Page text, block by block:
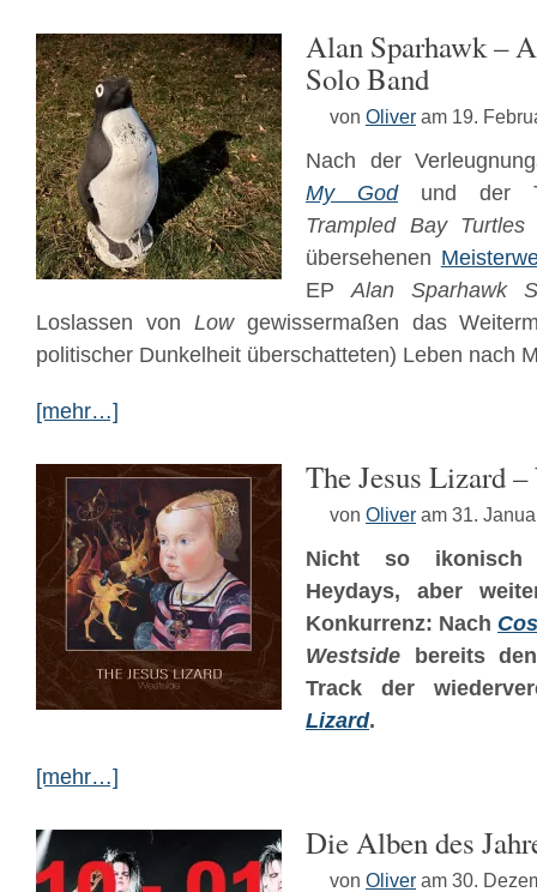
Alan Sparhawk –
Solo Band
von Oliver am 19.
Nach der
My Godund der
Trampled Bay Turtles
übersehenen
EPAlan Sparhawk
Loslassen von Lowgewissermaßen das
politischer Dunkelheit überschatteten) Leben nach
[mehr…]
The Jesus Lizard –
von Oliver am 31.
Nicht so
Heydays, aber
Konkurrenz: Nach
Westside bereits
Track der
Lizard.
[mehr…]
Die Alben des
von Oliver am 30.